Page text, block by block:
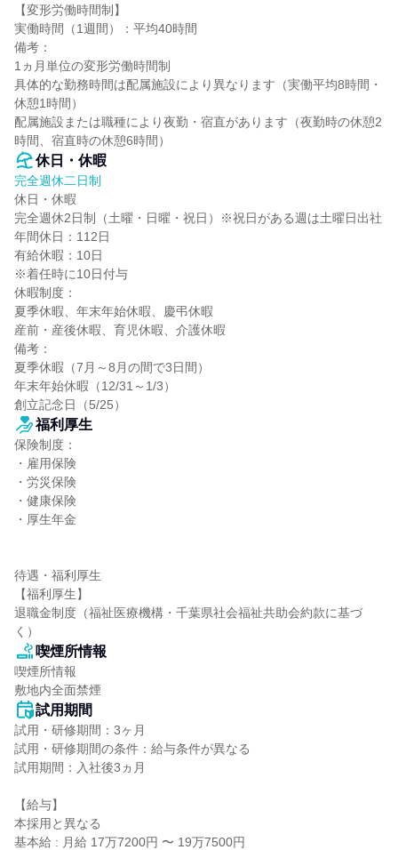
【変形労働時間制】
実働時間（1週間）：平均40時間
備考：
1ヵ月単位の変形労働時間制
具体的な勤務時間は配属施設により異なります（実働平均8時間・
休憩1時間）
配属施設または職種により夜勤・宿直があります（夜勤時の休憩2
時間、宿直時の休憩6時間）
休日・休暇
完全週休二日制
休日・休暇
完全週休2日制（土曜・日曜・祝日）※祝日がある週は土曜日出社
年間休日：112日
有給休暇：10日
※着任時に10日付与
休暇制度：
夏季休暇、年末年始休暇、慶弔休暇
産前・産後休暇、育児休暇、介護休暇
備考：
夏季休暇（7月～8月の間で3日間）
年末年始休暇（12/31～1/3）
創立記念日（5/25）
福利厚生
保険制度：
・雇用保険
・労災保険
・健康保険
・厚生年金
待遇・福利厚生
【福利厚生】
退職金制度（福祉医療機構・千葉県社会福祉共助会約款に基づ
く）
喫煙所情報
喫煙所情報
敷地内全面禁煙
試用期間
試用・研修期間：3ヶ月
試用・研修期間の条件：給与条件が異なる
試用期間：入社後3ヵ月
【給与】
本採用と異なる
基本給 : 月給 17万7200円 〜 19万7500円